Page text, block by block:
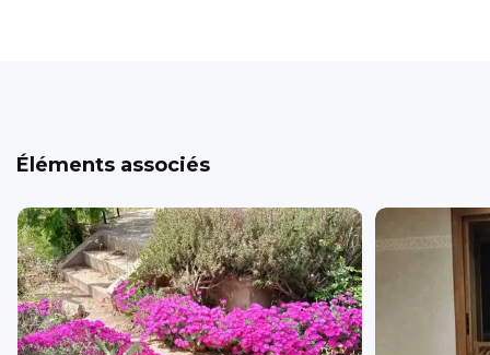
Éléments associés